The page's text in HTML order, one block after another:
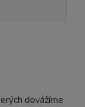
dovážíme